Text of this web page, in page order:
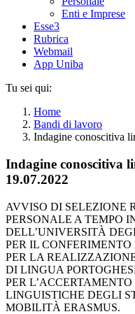
Enti e Imprese
Esse3
Rubrica
Webmail
App Uniba
Tu sei qui:
Home
Bandi di lavoro
Indagine conoscitiva
Indagine conoscitiva
19.07.2022
AVVISO DI SELEZIONE
PERSONALE A TEMPO
DELL’UNIVERSITÀ
PER IL
PER LA
DI LINGUA
PER
LINGUISTICHE DEGLI
MOBILITÀ ERASMUS.